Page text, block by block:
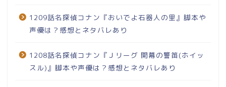
1209話名探偵コナン『おいでよ石器人の里』脚本や
声優は？感想とネタバレあり
1208話名探偵コナン『Ｊリーグ 開幕の警笛(ホイッ
スル)』脚本や声優は？感想とネタバレあり